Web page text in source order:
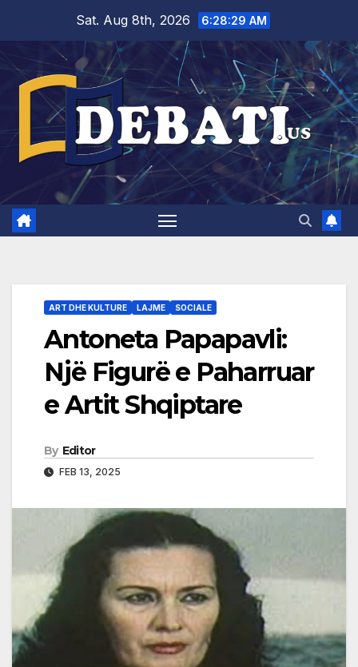
content
Sat. Aug 8th, 2026 6:28:30 AM
ART DHE KULTURE LAJME SOCIALE
Antoneta Papapavli:
Një Figurë e Paharruar
e Artit Shqiptare
By Editor
FEB 13, 2025